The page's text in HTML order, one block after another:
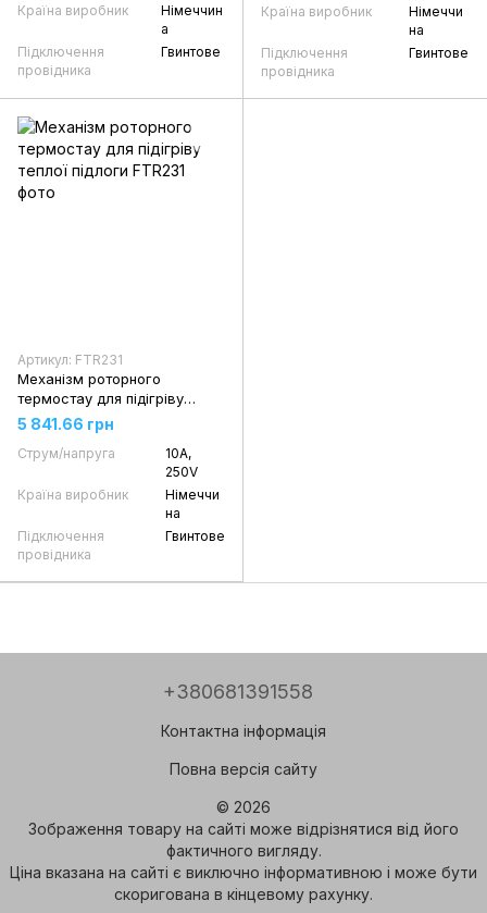
Країна виробник
Німеччин
а
Підключення
провідника
Гвинтове
Країна виробник
Німеччи
на
Підключення
провідника
Гвинтове
Артикул: FTR231
Механізм роторного
термостау для підігріву
теплої підлоги
5 841.66 грн
Струм/напруга
10А,
250V
Країна виробник
Німеччи
на
Підключення
провідника
Гвинтове
+380681391558
Контактна інформація
Повна версія сайту
© 2026
Зображення товару на сайті може відрізнятися від його
фактичного вигляду.
Ціна вказана на сайті є виключно інформативною і може бути
скоригована в кінцевому рахунку.